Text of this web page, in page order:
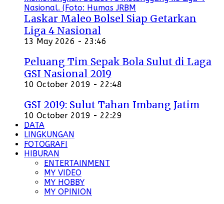
Laskar Maleo Bolsel Siap Getarkan
Liga 4 Nasional
13 May 2026 - 23:46
Peluang Tim Sepak Bola Sulut di Laga
GSI Nasional 2019
10 October 2019 - 22:48
GSI 2019: Sulut Tahan Imbang Jatim
10 October 2019 - 22:29
DATA
LINGKUNGAN
FOTOGRAFI
HIBURAN
ENTERTAINMENT
MY VIDEO
MY HOBBY
MY OPINION